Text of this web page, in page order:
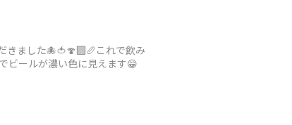
きました🐙🍅🍄‍🟫🥖これで飲み
ビールが濃い色に見えます😁